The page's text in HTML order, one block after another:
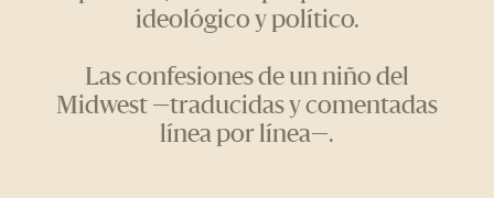
ideológico y político.
Las confesiones de un niño del
Midwest —traducidas y comentadas
línea por línea—.